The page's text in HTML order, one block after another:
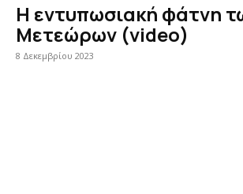
Η εντυπωσιακή φάτνη
Μετεώρων (video)
8 Δεκεμβρίου 2023